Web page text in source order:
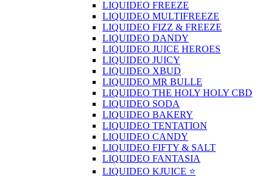
LIQUIDEO FREEZE
LIQUIDEO MULTIFREEZE
LIQUIDEO FIZZ & FREEZE
LIQUIDEO DANDY
LIQUIDEO JUICE HEROES
LIQUIDEO JUICY
LIQUIDEO XBUD
LIQUIDEO MR BULLE
LIQUIDEO THE HOLY HOLY CBD
LIQUIDEO SODA
LIQUIDEO BAKERY
LIQUIDEO TENTATION
LIQUIDEO CANDY
LIQUIDEO FIFTY & SALT
LIQUIDEO FANTASIA
LIQUIDEO KJUICE ⭐️